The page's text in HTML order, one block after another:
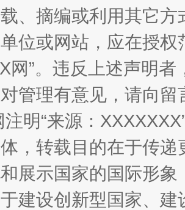
技园优化重塑工作
、摘编或利用其它
位或网站，应在授
网”。违反上述声明
管理有意见，请向
注明“来源：
，转载目的在于传
展示国家的国际形
建设创新型国家、